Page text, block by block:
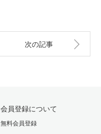
次の記事
会員登録について
無料会員登録